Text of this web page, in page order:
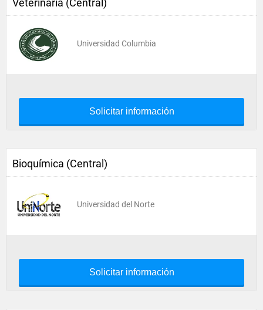
Veterinaria (Central)
Universidad Columbia
Solicitar información
Bioquímica (Central)
Universidad del Norte
Solicitar información